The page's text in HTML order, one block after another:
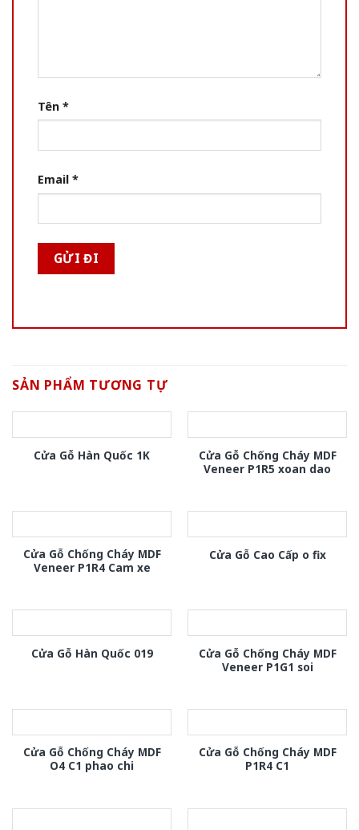
Tên *
Email *
SẢN PHẨM TƯƠNG TỰ
Cửa Gỗ Hàn Quốc 1K
Cửa Gỗ Chống Cháy MDF
Veneer P1R5 xoan dao
Cửa Gỗ Chống Cháy MDF
Veneer P1R4 Cam xe
Cửa Gỗ Cao Cấp o fix
Cửa Gỗ Hàn Quốc 019
Cửa Gỗ Chống Cháy MDF
Veneer P1G1 soi
Cửa Gỗ Chống Cháy MDF
O4 C1 phao chi
Cửa Gỗ Chống Cháy MDF
P1R4 C1